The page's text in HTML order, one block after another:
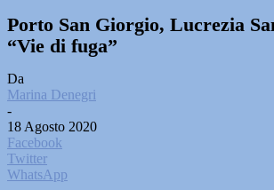
Porto San Giorgio, Lucrezia
“Vie di fuga”
Da
Marina Denegri
-
18 Agosto 2020
Facebook
Twitter
WhatsApp